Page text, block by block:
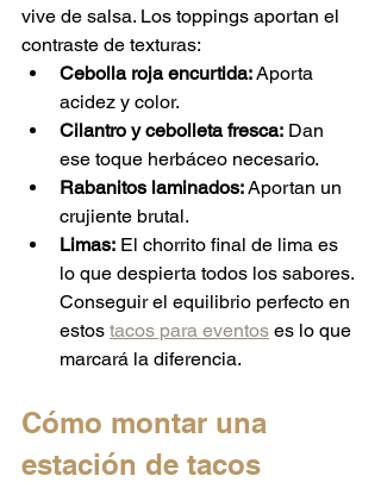
vive de salsa. Los toppings aportan el
contraste de texturas:
Cebolla roja encurtida: Aporta
acidez y color.
Cilantro y cebolleta fresca: Dan
ese toque herbáceo necesario.
Rabanitos laminados: Aportan un
crujiente brutal.
Limas: El chorrito final de lima es
lo que despierta todos los sabores.
Conseguir el equilibrio perfecto en
estos tacos para eventos es lo que
marcará la diferencia.
Cómo montar una
estación de tacos